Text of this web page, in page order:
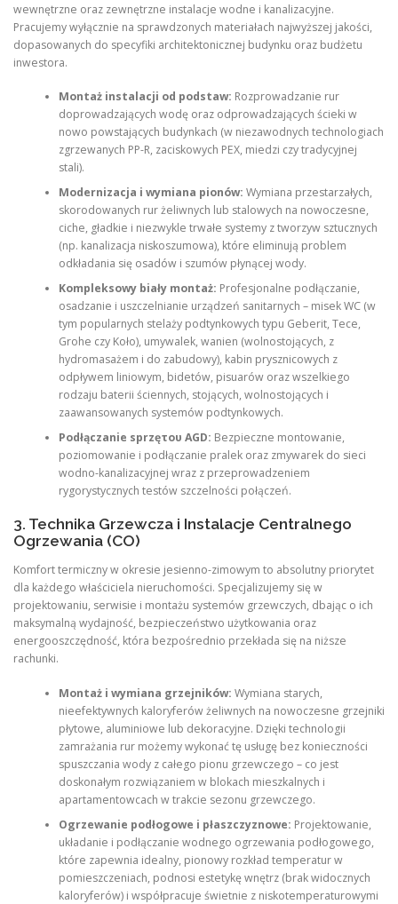
wewnętrzne oraz zewnętrzne instalacje wodne i kanalizacyjne.
Pracujemy wyłącznie na sprawdzonych materiałach najwyższej jakości,
dopasowanych do specyfiki architektonicznej budynku oraz budżetu
inwestora.
Montaż instalacji od podstaw: Rozprowadzanie rur
doprowadzających wodę oraz odprowadzających ścieki w
nowo powstających budynkach (w niezawodnych technologiach
zgrzewanych PP-R, zaciskowych PEX, miedzi czy tradycyjnej
stali).
Modernizacja i wymiana pionów: Wymiana przestarzałych,
skorodowanych rur żeliwnych lub stalowych na nowoczesne,
ciche, gładkie i niezwykle trwałe systemy z tworzyw sztucznych
(np. kanalizacja niskoszumowa), które eliminują problem
odkładania się osadów i szumów płynącej wody.
Kompleksowy biały montaż: Profesjonalne podłączanie,
osadzanie i uszczelnianie urządzeń sanitarnych – misek WC (w
tym popularnych stelaży podtynkowych typu Geberit, Tece,
Grohe czy Koło), umywalek, wanien (wolnostojących, z
hydromasażem i do zabudowy), kabin prysznicowych z
odpływem liniowym, bidetów, pisuarów oraz wszelkiego
rodzaju baterii ściennych, stojących, wolnostojących i
zaawansowanych systemów podtynkowych.
Podłączanie sprzęτου AGD: Bezpieczne montowanie,
poziomowanie i podłączanie pralek oraz zmywarek do sieci
wodno-kanalizacyjnej wraz z przeprowadzeniem
rygorystycznych testów szczelności połączeń.
3. Technika Grzewcza i Instalacje Centralnego
Ogrzewania (CO)
Komfort termiczny w okresie jesienno-zimowym to absolutny priorytet
dla każdego właściciela nieruchomości. Specjalizujemy się w
projektowaniu, serwisie i montażu systemów grzewczych, dbając o ich
maksymalną wydajność, bezpieczeństwo użytkowania oraz
energooszczędność, która bezpośrednio przekłada się na niższe
rachunki.
Montaż i wymiana grzejników: Wymiana starych,
nieefektywnych kaloryferów żeliwnych na nowoczesne grzejniki
płytowe, aluminiowe lub dekoracyjne. Dzięki technologii
zamrażania rur możemy wykonać tę usługę bez konieczności
spuszczania wody z całego pionu grzewczego – co jest
doskonałym rozwiązaniem w blokach mieszkalnych i
apartamentowcach w trakcie sezonu grzewczego.
Ogrzewanie podłogowe i płaszczyznowe: Projektowanie,
układanie i podłączanie wodnego ogrzewania podłogowego,
które zapewnia idealny, pionowy rozkład temperatur w
pomieszczeniach, podnosi estetykę wnętrz (brak widocznych
kaloryferów) i współpracuje świetnie z niskotemperaturowymi